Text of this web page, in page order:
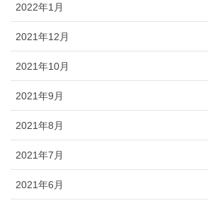
2022年1月
2021年12月
2021年10月
2021年9月
2021年8月
2021年7月
2021年6月